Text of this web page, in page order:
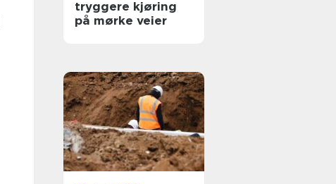
tryggere kjøring
på mørke veier